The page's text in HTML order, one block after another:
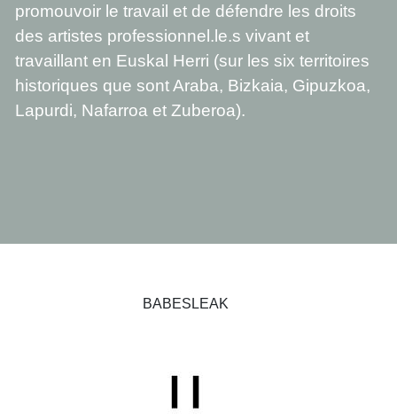
promouvoir le travail et de défendre les droits
des artistes professionnel.le.s vivant et
travaillant en Euskal Herri (sur les six territoires
historiques que sont Araba, Bizkaia, Gipuzkoa,
Lapurdi, Nafarroa et Zuberoa).
BABESLEAK